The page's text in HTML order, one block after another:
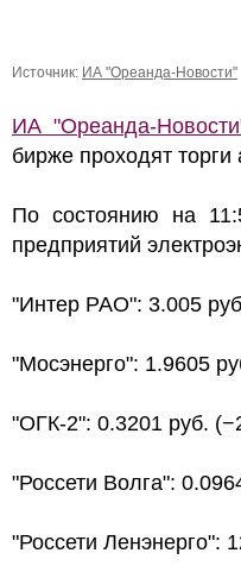
Источник: ИА "Ореанда-Новости"
ИА "Ореанда-
бирже проходят торги
По состоянию на
предприятий
"Интер РАО": 3.005
"Мосэнерго": 1.9605
"ОГК-2": 0.3201 руб.
"Россети Волга":
"Россети Ленэнерго":